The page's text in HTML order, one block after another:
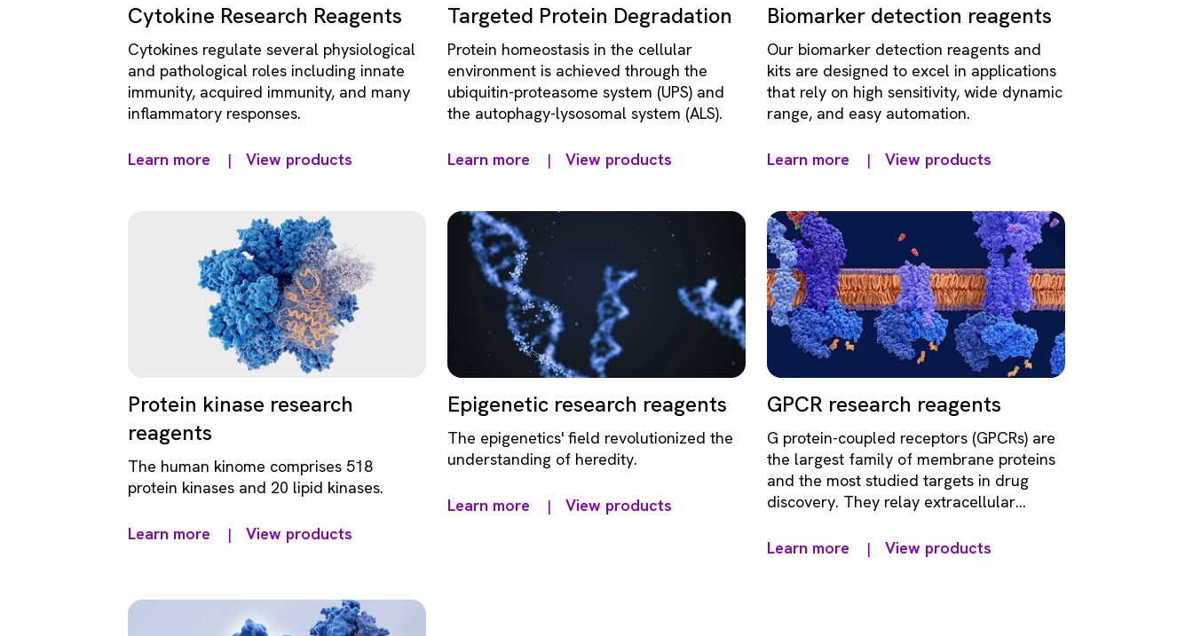
Cytokine Research Reagents
Cytokines regulate several physiological
and pathological roles including innate
immunity, acquired immunity, and many
inflammatory responses.
Learn more | View products
Targeted Protein Degradation
Protein homeostasis in the cellular
environment is achieved through the
ubiquitin-proteasome system (UPS) and
the autophagy-lysosomal system (ALS).
Learn more | View products
Biomarker detection reagents
Our biomarker detection reagents and
kits are designed to excel in applications
that rely on high sensitivity, wide dynamic
range, and easy automation.
Learn more | View products
Protein kinase research
reagents
The human kinome comprises 518
protein kinases and 20 lipid kinases.
Learn more | View products
Epigenetic research reagents
The epigenetics' field revolutionized the
understanding of heredity.
Learn more | View products
GPCR research reagents
G protein-coupled receptors (GPCRs) are
the largest family of membrane proteins
and the most studied targets in drug
discovery. They relay extracellular
pathways through coupling with G
Learn more | View products